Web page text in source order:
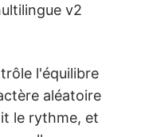
v2
l'équilibre
aléatoire
le rythme, et